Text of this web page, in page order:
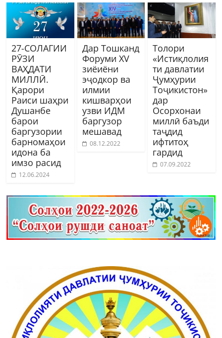
27-СОЛАГИИ
РӮЗИ
ВАҲДАТИ
МИЛЛӢ.
Қарори
Раиси шаҳри
Душанбе
барои
баргузории
барномаҳои
идона ба
имзо расид
12.06.2024
Дар Тошканд
Форуми XV
зиёиёни
эҷодкор ва
илмии
кишварҳои
узви ИДМ
баргузор
мешавад
08.12.2022
Толори
«Истиқлолия
ти давлатии
Ҷумҳурии
Тоҷикистон»
дар
Осорхонаи
миллӣ баъди
таҷдид
ифтитоҳ
гардид
07.09.2022